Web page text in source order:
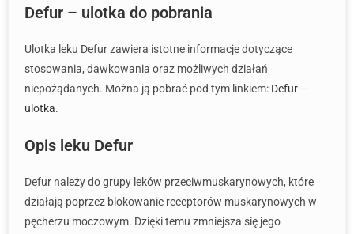
Defur – ulotka do pobrania
Ulotka leku Defur zawiera istotne informacje dotyczące
stosowania, dawkowania oraz możliwych działań
niepożądanych. Można ją pobrać pod tym linkiem: Defur –
ulotka.
Opis leku Defur
Defur należy do grupy leków przeciwmuskarynowych, które
działają poprzez blokowanie receptorów muskarynowych w
pęcherzu moczowym. Dzięki temu zmniejsza się jego